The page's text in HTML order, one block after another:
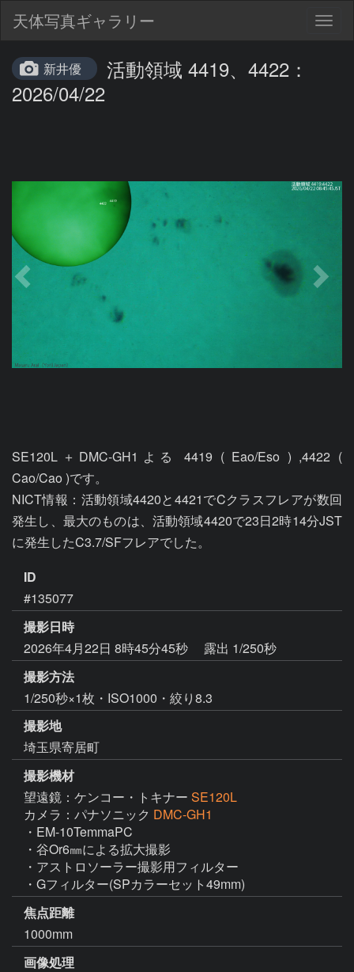
天体写真ギャラリー
新井優
活動領域 4419、4422：
2026/04/22
SE120L＋DMC-GH1よる 4419 ( Eao/Eso ) ,4422 (
Cao/Cao )です。
NICT情報：活動領域4420と4421でCクラスフレアが数回
発生し、最大のものは、活動領域4420で23日2時14分JST
に発生したC3.7/SFフレアでした。
ID
#135077
撮影日時
2026年4月22日 8時45分45秒
露出 1/250秒
撮影方法
1/250秒×1枚・ISO1000・絞り8.3
撮影地
埼玉県寄居町
撮影機材
望遠鏡：ケンコー・トキナー SE120L
カメラ：パナソニック DMC-GH1
・EM-10TemmaPC
・谷Or6㎜による拡大撮影
・アストロソーラー撮影用フィルター
・Gフィルター(SPカラーセット49mm)
焦点距離
1000mm
画像処理